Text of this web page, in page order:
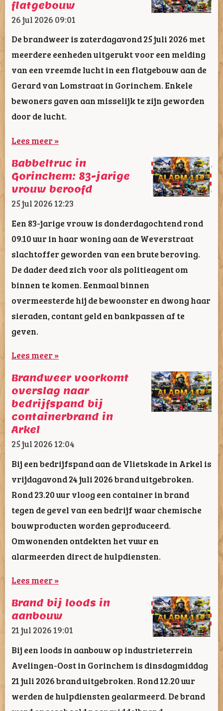
flatgebouw
26 jul 2026 09:01
De brandweer is zaterdagavond 25 juli 2026 met
meerdere eenheden uitgerukt voor een melding
van een vreemde lucht in een flatgebouw aan de
Gerard van Lomstraat in Gorinchem. Enkele
bewoners gaven aan misselijk te zijn geworden
door de lucht.
Lees meer »
Babbeltruc in
Gorinchem: 83-jarige
vrouw beroofd
25 jul 202612:23
Een 83-jarige vrouw is donderdagochtend rond
09.10 uur in haar woning aan de Weverstraat
slachtoffer geworden van een brute beroving.
De dader deed zich voor als politieagent om
binnen te komen. Eenmaal binnen
overmeesterde hij de bewoonster en dwong haar
sieraden, contant geld en bankpassen af te
geven.
Lees meer »
Brandweer voorkomt
overslag naar
bedrijfspand bij
containerbrand in
Arkel
25 jul 202612:04
Bij een bedrijfspand aan de Vlietskade in Arkel is
vrijdagavond 24 juli 2026 brand uitgebroken.
Rond 23.20 uur vloog een container in brand
tegen de gevel van een bedrijf waar chemische
bouwproducten worden geproduceerd.
Omwonenden ontdekten het vuur en
alarmeerden direct de hulpdiensten.
Lees meer »
Brand bij loods in
aanbouw
21 jul 202619:01
Bij een loods in aanbouw op industrieterrein
Avelingen-Oost in Gorinchem is dinsdagmiddag
21 juli 2026 brand uitgebroken. Rond 12.20 uur
werden de hulpdiensten gealarmeerd. De brand